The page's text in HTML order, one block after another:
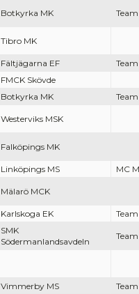
Botkyrka MK
Tibro MK
Fältjägarna EF
FMCK Skövde
Botkyrka MK
Westerviks MSK
Falköpings MK
Linköpings MS MC
Mälarö MCK
Karlskoga EK
SMK
Södermanlandsavdeln
Vimmerby MS